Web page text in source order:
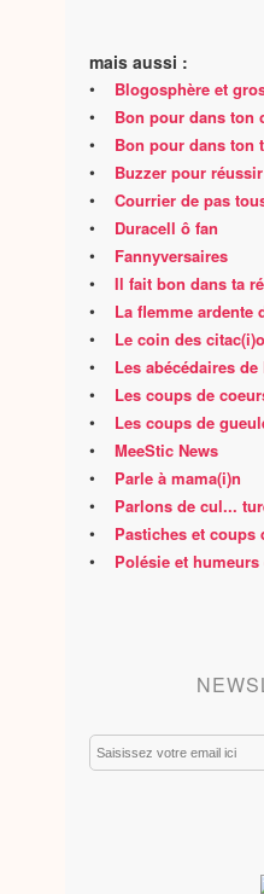
mais aussi :
• Blogosphère et
• Bon pour dans ton
• Bon pour dans ton
• Buzzer pour réussir
• Courrier de pas
• Duracell ô fan
• Fannyversaires
• Il fait bon dans ta
• La flemme ardente
• Le coin des
• Les abécédaires
• Les coups de
• Les coups de
• MeeStic News
• Parle à mama(i)n
• Parlons de cul...
• Pastiches et coups
• Polésie et
Email